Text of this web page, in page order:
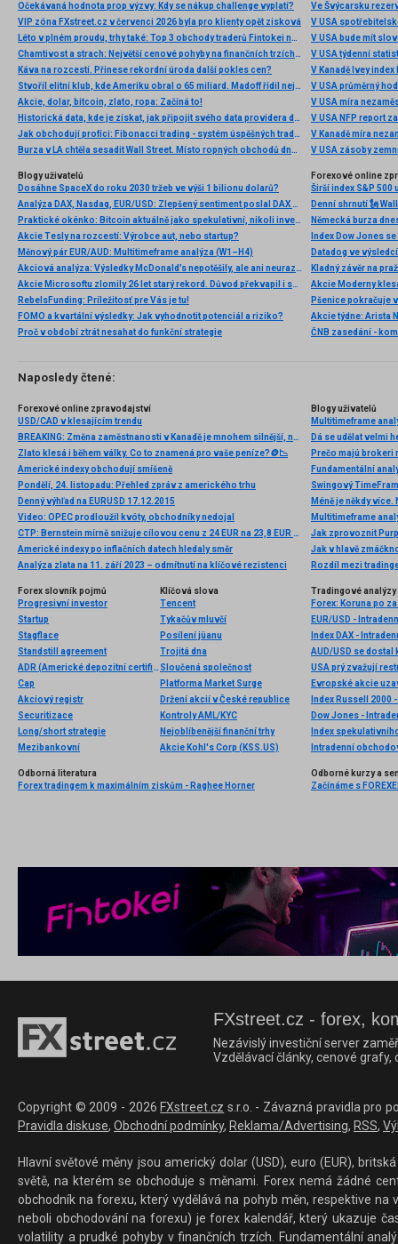
Očekávaná hodnota prop výzvy: Kdy se nákup challenge vyplatí?
VIP zóna FXstreet.cz v červenci 2026 byla pro klienty opět zisková
Léto v plném proudu, trhy také: Top 3 obchody traderů Fintokei na indexech a zlatě
Chamtivost a strach: Největší cenové pohyby na finančních trzích (červenec 2026)
Káva na rozcestí. Přinese rekordní úroda další pokles cen?
Stvořil elitní klub, kde Ameriku obral o 65 miliard. Madoff řídil největší Ponzi dějin
Akcie, dolar, bitcoin, zlato, ropa: Začíná to!
Historická data, kde je získat, jak připojit svého data providera do MultiCharts a proč je budeme potřebovat? (4. díl)
Jak obchodují profíci: Fibonacci trading - systém úspěšných traderů
Burza v LA chtěla sesadit Wall Street. Místo ropných obchodů dnes místem duní basy
Ve Švýcarsku
V USA
V USA bude mít
V USA týdenní
V Kanadě Ivey index
V USA průměrný
V USA míra
V USA NFP report
V Kanadě míra
V USA zásoby
Blogy uživatelů
Dosáhne SpaceX do roku 2030 tržeb ve výši 1 bilionu dolarů?
Analýza DAX, Nasdaq, EUR/USD: Zlepšený sentiment poslal DAX na nová maxima
Praktické okénko: Bitcoin aktuálně jako spekulativní, nikoli investiční aktivum
Akcie Tesly na rozcestí: Výrobce aut, nebo startup?
Měnový pár EUR/AUD: Multitimeframe analýza (W1–H4)
Akciová analýza: Výsledky McDonald’s nepotěšily, ale ani neurazily. Jakou vizi společnost prezentovala?
Akcie Microsoftu zlomily 26 let starý rekord. Důvod překvapil i samotné investory
RebelsFunding: Príležitosť pre Vás je tu!
FOMO a kvartální výsledky: Jak vyhodnotit potenciál a riziko?
Proč v období ztrát nesahat do funkční strategie
Forexové online
Širší index S&P
Index Dow Jones
Kladný závěr na
ČNB zasedání -
Naposledy čtené:
Forexové online zpravodajství
USD/CAD v klesajícím trendu
BREAKING: Změna zaměstnanosti v Kanadě je mnohem silnější, než se očekávalo. USDCAD ztrácí 📉
Zlato klesá i během války. Co to znamená pro vaše peníze?🪙📉
Americké indexy obchodují smíšeně
Pondělí, 24. listopadu: Přehled zpráv z amerického trhu
Denný výhľad na EURUSD 17.12.2015
Video: OPEC prodloužil kvóty, obchodníky nedojal
CTP: Bernstein mírně snižuje cílovou cenu z 24 EUR na 23,8 EUR se stálým doporučením „outperform“
Americké indexy po inflačních datech hledaly směr
Analýza zlata na 11. září 2023 – odmítnutí na klíčové rezistenci
Blogy uživatelů
Multitimeframe
Dá se udělat velmi
Prečo majú brokeri
Méně je někdy
Multitimeframe
Jak zprovoznit
Rozdíl mezi
Forex slovník pojmů
Progresivní investor
Startup
Stagflace
Standstill agreement
ADR (Americké depozitní certifikáty)
Cap
Akciový registr
Securitizace
Long/short strategie
Mezibankovní
Klíčová slova
Tencent
Tykačův mluvčí
Posílení jüanu
Trojitá dna
Sloučená společnost
Platforma Market Surge
Držení akcií v České republice
Kontroly AML/KYC
Nejoblíbenější finanční trhy
Akcie Kohl's Corp (KSS.US)
Tradingové analýzy
EUR/USD -
Index DAX -
AUD/USD se dostal
USA prý zvažují
Index Russell 2000
Dow Jones -
Index
Odborná literatura
Forex tradingem k maximálním ziskům - Raghee Horner
Odborné kurzy a
Začínáme s
FXstreet.cz - forex,
Nezávislý investiční server
Vzdělávací články, cenové
Copyright © 2009 - 2026 FXstreet.cz s.r.o. - Závazná pravidla pro
Pravidla diskuse, Obchodní podmínky, Reklama/Advertising, RSS,
Hlavní světové měny jsou americký dolar (USD), euro (EUR),
světě, na kterém se obchoduje s měnami. Forex nemá žádné
obchodník na forexu, který vydělává na pohyb měn, respektive
neboli obchodování na forexu) je forex kalendář, který ukazuje
volatility a prudké pohyby v finančních trzích. Fundamentální